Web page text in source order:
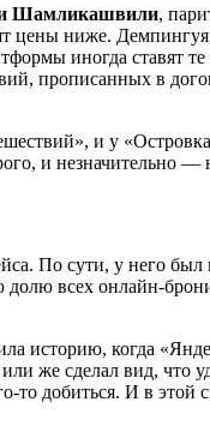
Шамликашвили,
цены ниже.
иногда ставят
прописанных в
и у
и
По сути, у него
долю всех онлайн-
историю, когда
же сделал вид, что
добиться. И в этой